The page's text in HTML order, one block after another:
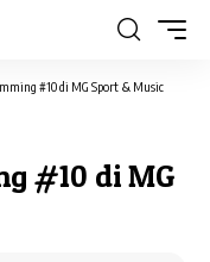
#10 di MG Sport & Music
#10 di MG